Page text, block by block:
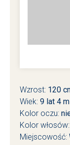
Wzrost: 120
Wiek: 9 lat 4
Kolor oczu:
Kolor włosów:
Miejscowość: